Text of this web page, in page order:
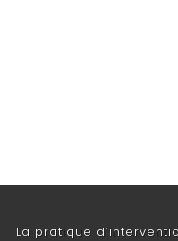
La pratique